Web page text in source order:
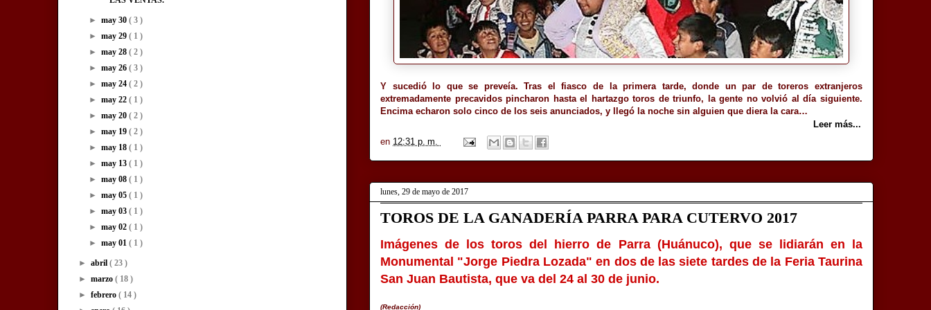
Y sucedió lo que se preveía. Tras el fiasco de la primera tarde, donde un par de toreros extranjeros
extremadamente precavidos pincharon hasta el hartazgo toros de triunfo, la gente no volvió al día siguiente.
Encima echaron solo cinco de los seis anunciados, y llegó la noche sin alguien que diera la cara…
Leer más...
en 12:31 p. m.
lunes, 29 de mayo de 2017
TOROS DE LA GANADERÍA PARRA PARA CUTERVO 2017
Imágenes de los toros del hierro de Parra (Huánuco), que se lidiarán en la
Monumental "Jorge Piedra Lozada" en dos de las siete tardes de la Feria Taurina
San Juan Bautista, que va del 24 al 30 de junio.
(Redacción)
► may 30 ( 3 )
► may 29 ( 1 )
► may 28 ( 2 )
► may 26 ( 3 )
► may 24 ( 2 )
► may 22 ( 1 )
► may 20 ( 2 )
► may 19 ( 2 )
► may 18 ( 1 )
► may 13 ( 1 )
► may 08 ( 1 )
► may 05 ( 1 )
► may 03 ( 1 )
► may 02 ( 1 )
► may 01 ( 1 )
►abril( 23 )
►marzo( 18 )
►febrero( 14 )